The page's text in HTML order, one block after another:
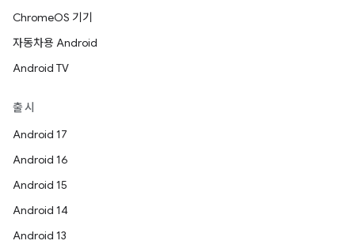
ChromeOS 기기
자동차용 Android
Android TV
출시
Android 17
Android 16
Android 15
Android 14
Android 13